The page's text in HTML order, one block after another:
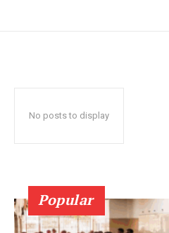
No posts to display
Popular